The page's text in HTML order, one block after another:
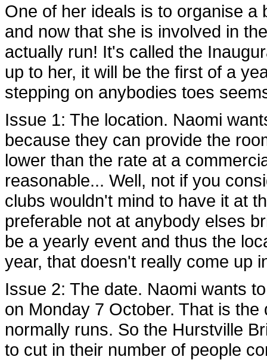
One of her ideals is to organise
and now that she is involved in
actually run! It's called the
up to her, it will be the first of a
stepping on anybodies toes
Issue 1: The location. Naomi
because they can provide the
lower than the rate at a
reasonable... Well, not if you
clubs wouldn't mind to have it at
preferable not at anybody elses
be a yearly event and thus the
year, that doesn't really come up
Issue 2: The date. Naomi wants
on Monday 7 October. That is
normally runs. So the Hurstville
to cut in their number of people